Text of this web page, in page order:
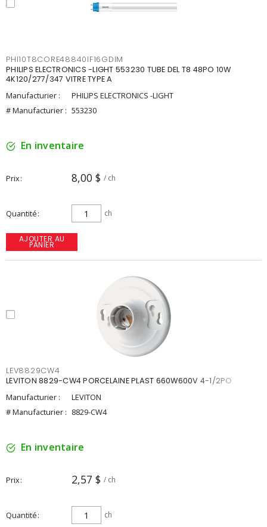
PHI10T8CORE48840IF16GDIM
PHILIPS ELECTRONICS -LIGHT 553230 TUBE DEL T8 48PO 10W
4K120/277/347 VITRE TYPE A
Manufacturier :
PHILIPS ELECTRONICS -LIGHT
# Manufacturier : 553230
En inventaire
Prix 8,00 $ / ch
Quantité ch
AJOUTER AU
PANIER
LEV8829CW4
LEVITON 8829-CW4 PORCELAINE PLAST 660W600V 4-1/2PO
Manufacturier :
LEVITON
# Manufacturier : 8829-CW4
En inventaire
Prix 2,57 $ / ch
Quantité ch